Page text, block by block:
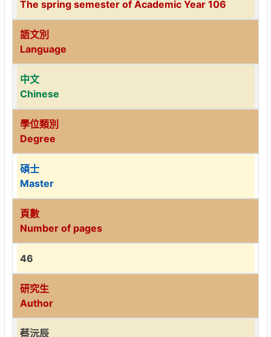
The spring semester of Academic Year 106
語文別
Language
中文
Chinese
學位類別
Degree
碩士
Master
頁數
Number of pages
46
研究生
Author
蔡沅辰